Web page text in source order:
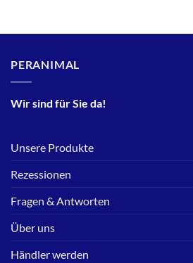
PERANIMAL
Wir sind für Sie da!
Unsere Produkte
Rezessionen
Fragen & Antworten
Über uns
Händler werden